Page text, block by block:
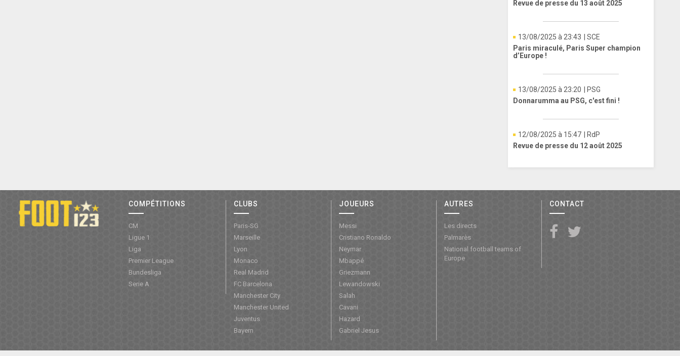
Revue de presse du 13 août 2025
13/08/2025 à 23:43
| SCE
Paris miraculé, Paris Super champion
d’Europe !
13/08/2025 à 23:20
| PSG
Donnarumma au PSG, c'est fini !
12/08/2025 à 15:47
| RdP
Revue de presse du 12 août 2025
COMPÉTITIONS
CM
Ligue 1
Liga
Premier League
Bundesliga
Serie A
CLUBS
Paris-SG
Marseille
Lyon
Monaco
Real Madrid
FC Barcelona
Manchester City
Manchester United
Juventus
Bayern
JOUEURS
Messi
Cristiano Ronaldo
Neymar
Mbappé
Griezmann
Lewandowski
Salah
Cavani
Hazard
Gabriel Jesus
AUTRES
Les directs
Palmarès
National football teams of
Europe
CONTACT